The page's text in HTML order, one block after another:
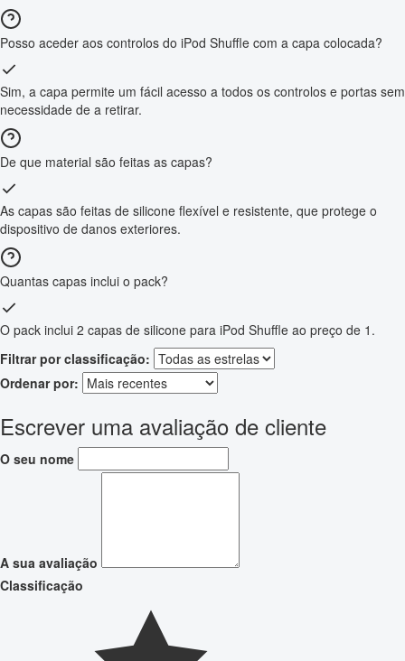
Posso aceder aos controlos do iPod Shuffle com a capa colocada?
Sim, a capa permite um fácil acesso a todos os controlos e portas sem
necessidade de a retirar.
De que material são feitas as capas?
As capas são feitas de silicone flexível e resistente, que protege o
dispositivo de danos exteriores.
Quantas capas inclui o pack?
O pack inclui 2 capas de silicone para iPod Shuffle ao preço de 1.
Filtrar por classificação:
Ordenar por:
Escrever uma avaliação de cliente
O seu nome
A sua avaliação
Classificação